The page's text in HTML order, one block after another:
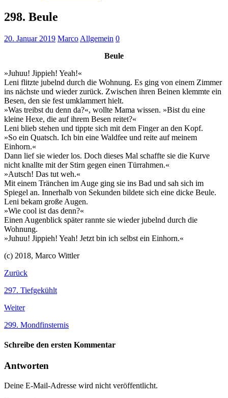
298. Beule
20. Januar 2019 Marco Allgemein 0
Beule
»Juhuu! Jippieh! Yeah!«
Leni flitzte jubelnd durch die Wohnung. Es ging von einem Zimmer
ins nächste und wieder zurück. Zwischen ihren Beinen klemmte ein
Besen, den sie fest umklammert hielt.
»Was treibst du denn da?«, wollte Mama wissen. »Bist du eine
kleine Hexe, die auf ihrem Besen reitet?«
Leni blieb stehen und tippte sich mit dem Finger an den Kopf.
»So ein Quatsch. Ich bin eine Waldfee und reite auf meinem
Einhorn.«
Dann lief sie wieder los. Doch dieses Mal schaffte sie die Kurve
nicht knallte mit der Stirn gegen einen Türrahmen.«
»Autsch! Das tut weh.«
Mit einem Tränchen im Auge ging sie ins Bad und sah sich im
Spiegel an. Innerhalb von Sekunden bildete sich eine dicke Beule.
Leni bekam große Augen.
»Wie cool ist das denn?«
Einen Augenblick später rannte sie wieder jubelnd durch die
Wohnung.
»Juhuu! Jippieh! Yeah! Jetzt bin ich selbst ein Einhorn.«
(c) 2018, Marco Wittler
Zurück
297. Tiefgekühlt
Weiter
299. Mondfinsternis
Schreibe den ersten Kommentar
Antworten
Deine E-Mail-Adresse wird nicht veröffentlicht.